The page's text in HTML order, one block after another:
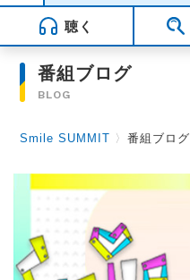
聴く
番組ブログ
BLOG
Smile SUMMIT 〉番組ブログ